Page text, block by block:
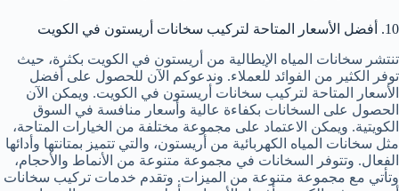
10. أفضل الأسعار المتاحة لتركيب سخانات أريستون في الكويت
تنتشر سخانات المياه الإيطالية من أريستون في الكويت بكثرة، حيث
توفر الكثير من الفوائد للعملاء. وندعوكم الآن للحصول على أفضل
الأسعار المتاحة لتركيب سخانات أريستون في الكويت. ويمكن الآن
الحصول على السخانات بكفاءة عالية وأسعار منافسة في السوق
الكويتية. ويمكن الاعتماد على مجموعة مختلفة من الخيارات المتاحة،
مثل سخانات المياه الكهربائية من أريستون، والتي تتميز بمتانتها وأدائها
الفعال. وتتوفر السخانات في مجموعة متنوعة من الأنماط والأحجام،
وتأتي مع مجموعة متنوعة من الميزات. وتقدم خدمات تركيب سخانات